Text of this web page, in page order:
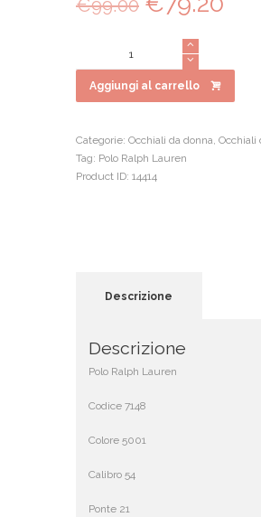
€99.00
prezzo
originale
€99.00.
Lauren
7148
Aggiungi al carrello
Categorie: Occhiali da donna, Occhiali
Tag: Polo Ralph Lauren
Product ID: 14414
Descrizione
Descrizione
Polo Ralph Lauren
Codice 7148
Colore 5001
Calibro 54
Ponte 21